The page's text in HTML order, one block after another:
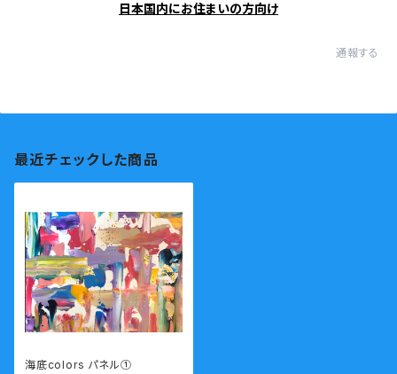
日本国内にお住まいの方向け
通報する
最近チェックした商品
海底colors パネル①